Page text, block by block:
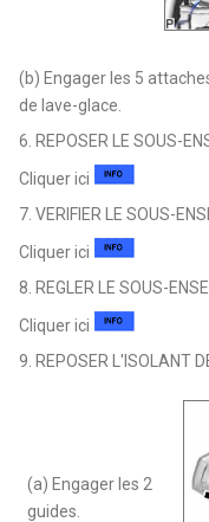
(b) Engager les 5
de lave-glace.
6. REPOSER LE SOUS-
Cliquer ici
7. VERIFIER LE SOUS-
Cliquer ici
8. REGLER LE SOUS-
Cliquer ici
9. REPOSER L'ISOLANT
(a) Engager les 2
guides.